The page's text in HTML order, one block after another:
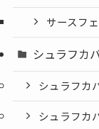
サースフ
シュラフカ
シュラフカ
シュラフカ